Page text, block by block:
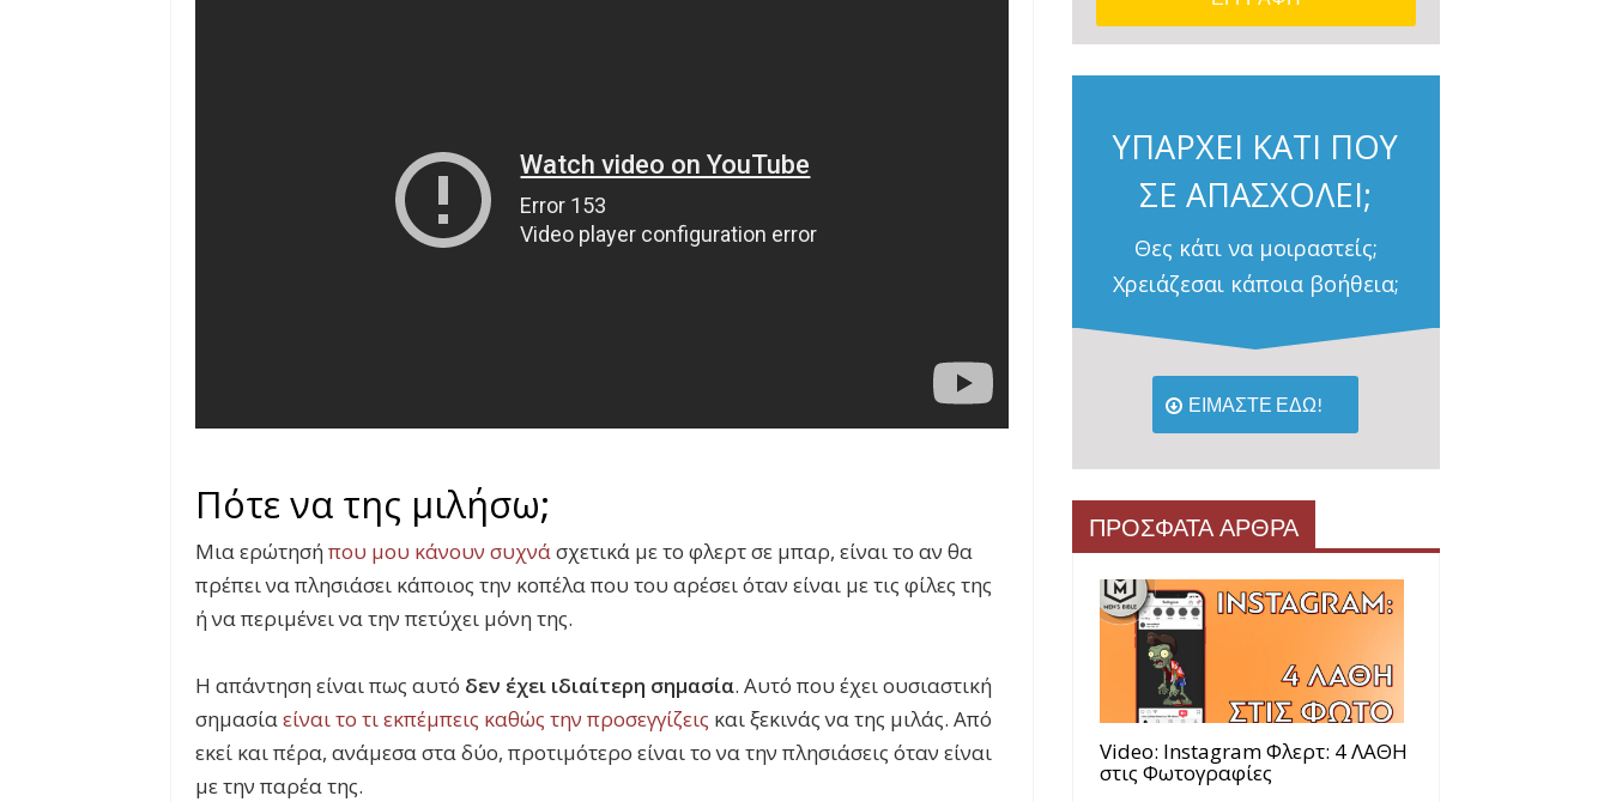
Πότε να της μιλήσω;
Μια ερώτησή που μου κάνουν συχνάσχετικά με το φλερτ σε μπαρ, είναι το αν θα
πρέπει να πλησιάσει κάποιος την κοπέλα που του αρέσει όταν είναι με τις φίλες της
ή να περιμένει να την πετύχει μόνη της.
Η απάντηση είναι πως αυτό δεν έχει ιδιαίτερη σημασία. Αυτό που έχει ουσιαστική
σημασίαείναι το τι εκπέμπεις καθώς την προσεγγίζεις και ξεκινάς να της μιλάς. Από
εκεί και πέρα, ανάμεσα στα δύο, προτιμότερο είναι το να την πλησιάσεις όταν είναι
με την παρέα της.
ΥΠΑΡΧΕΙ ΚΑΤΙ ΠΟΥ
ΣΕ ΑΠΑΣΧΟΛΕΙ;
Θες κάτι να μοιραστείς;
Χρειάζεσαι κάποια βοήθεια;
ΕΙΜΑΣΤΕ ΕΔΩ!
ΠΡΟΣΦΑΤΑ ΑΡΘΡΑ
Video: Instagram Φλερτ: 4 ΛΑΘΗ
στις Φωτογραφίες